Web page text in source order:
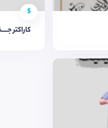
$
کاراکتر